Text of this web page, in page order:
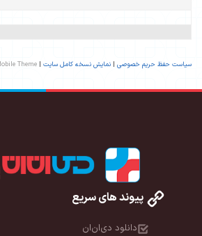
سیاست حفظ حریم خصوصی | نمایش نسخه کامل سایت |
Theme
پیوند های سریع
دانلود دی‌ان‌ان